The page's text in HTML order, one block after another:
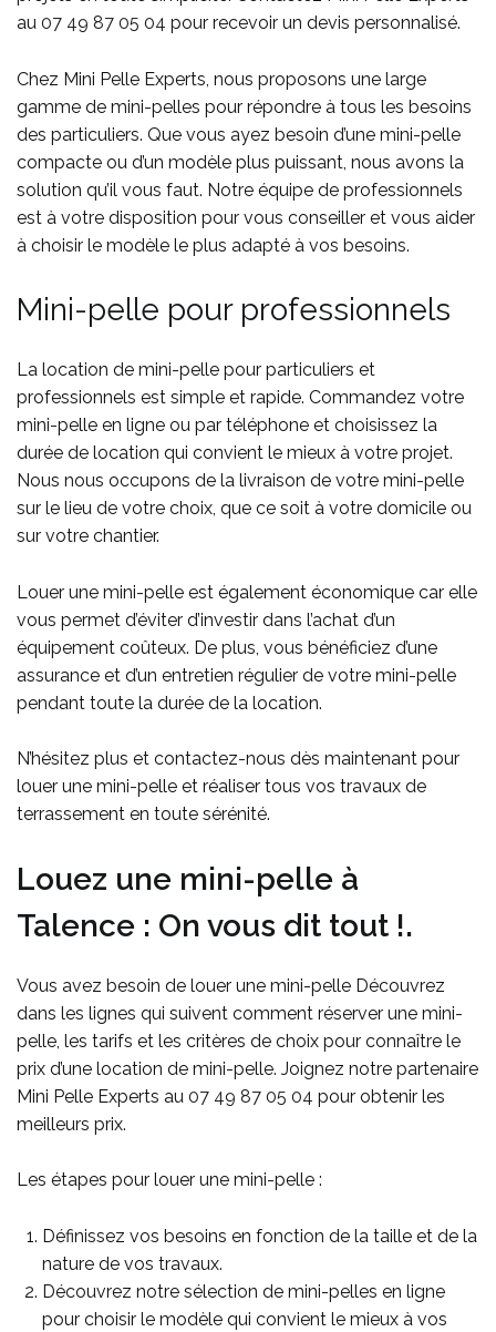
au 07 49 87 05 04 pour recevoir un devis personnalisé.
Chez Mini Pelle Experts, nous proposons une large
gamme de mini-pelles pour répondre à tous les besoins
des particuliers. Que vous ayez besoin d’une mini-pelle
compacte ou d’un modèle plus puissant, nous avons la
solution qu’il vous faut. Notre équipe de professionnels
est à votre disposition pour vous conseiller et vous aider
à choisir le modèle le plus adapté à vos besoins.
Mini-pelle pour professionnels
La location de mini-pelle pour particuliers et
professionnels est simple et rapide. Commandez votre
mini-pelle en ligne ou par téléphone et choisissez la
durée de location qui convient le mieux à votre projet.
Nous nous occupons de la livraison de votre mini-pelle
sur le lieu de votre choix, que ce soit à votre domicile ou
sur votre chantier.
Louer une mini-pelle est également économique car elle
vous permet d’éviter d’investir dans l’achat d’un
équipement coûteux. De plus, vous bénéficiez d’une
assurance et d’un entretien régulier de votre mini-pelle
pendant toute la durée de la location.
N’hésitez plus et contactez-nous dès maintenant pour
louer une mini-pelle et réaliser tous vos travaux de
terrassement en toute sérénité.
Louez une mini-pelle à
Talence : On vous dit tout !.
Vous avez besoin de louer une mini-pelle Découvrez
dans les lignes qui suivent comment réserver une mini-
pelle, les tarifs et les critères de choix pour connaître le
prix d’une location de mini-pelle. Joignez notre partenaire
Mini Pelle Experts au 07 49 87 05 04 pour obtenir les
meilleurs prix.
Les étapes pour louer une mini-pelle :
Définissez vos besoins en fonction de la taille et de la
nature de vos travaux.
Découvrez notre sélection de mini-pelles en ligne
pour choisir le modèle qui convient le mieux à vos